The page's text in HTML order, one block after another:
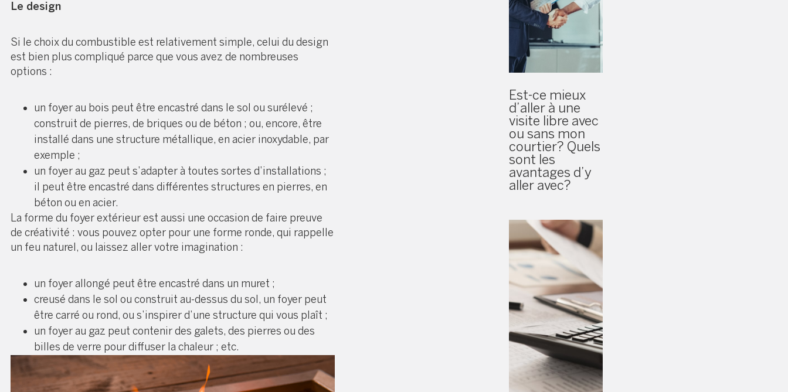
Le design
Si le choix du combustible est relativement simple, celui du design
est bien plus compliqué parce que vous avez de nombreuses
options :
un foyer au bois peut être encastré dans le sol ou surélevé ;
construit de pierres, de briques ou de béton ; ou, encore, être
installé dans une structure métallique, en acier inoxydable, par
exemple ;
un foyer au gaz peut s’adapter à toutes sortes d’installations ;
il peut être encastré dans différentes structures en pierres, en
béton ou en acier.
La forme du foyer extérieur est aussi une occasion de faire preuve
de créativité : vous pouvez opter pour une forme ronde, qui rappelle
un feu naturel, ou laissez aller votre imagination :
un foyer allongé peut être encastré dans un muret ;
creusé dans le sol ou construit au-dessus du sol, un foyer peut
être carré ou rond, ou s’inspirer d’une structure qui vous plaît ;
un foyer au gaz peut contenir des galets, des pierres ou des
billes de verre pour diffuser la chaleur ; etc.
Est-ce mieux
d’aller à une
visite libre avec
ou sans mon
courtier? Quels
sont les
avantages d’y
aller avec?